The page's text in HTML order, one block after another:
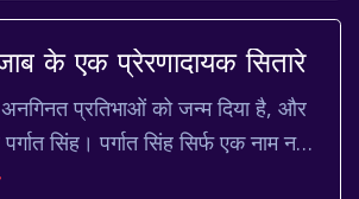
के एक प्रेरणादायक सितारे
प्रतिभाओं को जन्म दिया है, और
सिंह। पर्गात सिंह सिर्फ एक नाम नहीं,
एक कहानी है ...